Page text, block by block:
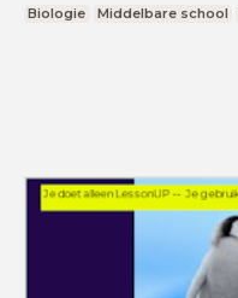
Biologie Middelbare school